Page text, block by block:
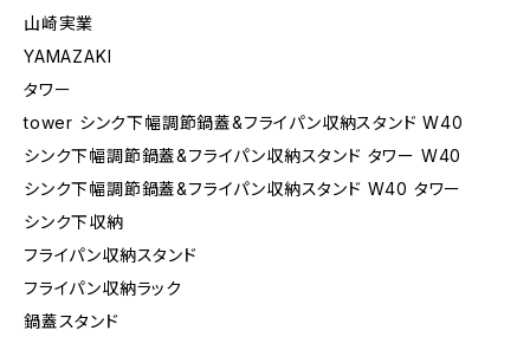
山崎実業
YAMAZAKI
タワー
tower シンク下幅調節鍋蓋&フライパン収納スタンド W40
シンク下幅調節鍋蓋&フライパン収納スタンド タワー W40
シンク下幅調節鍋蓋&フライパン収納スタンド W40 タワー
シンク下収納
フライパン収納スタンド
フライパン収納ラック
鍋蓋スタンド